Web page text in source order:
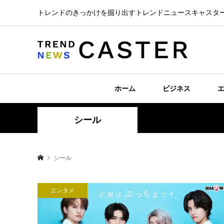
トレンドのきっかけを掘り出すトレンドニュースキャスタ
ホーム ビジネス
シール
シール
エンタメ